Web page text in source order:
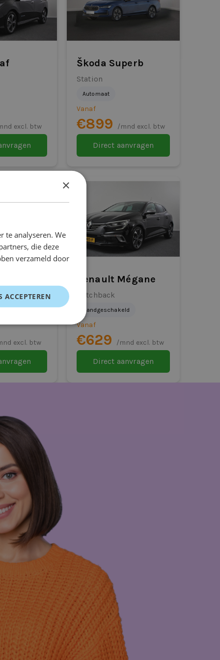
excl. btw
Škoda Superb
Station
Automaat
Vanaf
€899 /mnd excl. btw
Direct aanvragen
excl. btw
Renault Mégane
Hatchback
Handgeschakeld
Vanaf
€629 /mnd excl. btw
Direct aanvragen
×
te analyseren. We
die deze
verzameld door
ACCEPTEREN